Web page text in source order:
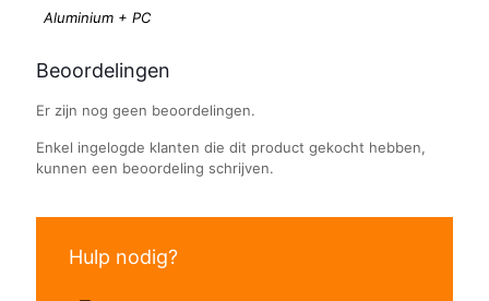
Aluminium + PC
Beoordelingen
Er zijn nog geen beoordelingen.
Enkel ingelogde klanten die dit product gekocht hebben,
kunnen een beoordeling schrijven.
Hulp nodig?